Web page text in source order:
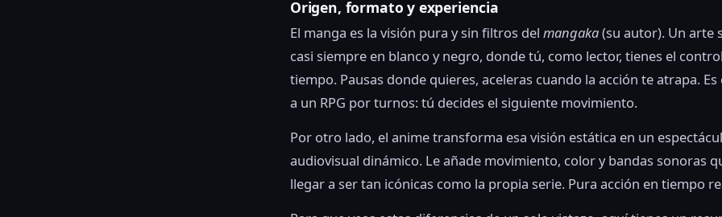
Origen, formato y experiencia
El manga es la visión pura y sin filtros del mangaka(su autor). Un arte
casi siempre en blanco y negro, donde tú, como lector, tienes el
tiempo. Pausas donde quieres, aceleras cuando la acción te atrapa.
a un RPG por turnos: tú decides el siguiente movimiento.
Por otro lado, el anime transforma esa visión estática en un
audiovisual dinámico. Le añade movimiento, color y bandas sonoras
llegar a ser tan icónicas como la propia serie. Pura acción en tiempo